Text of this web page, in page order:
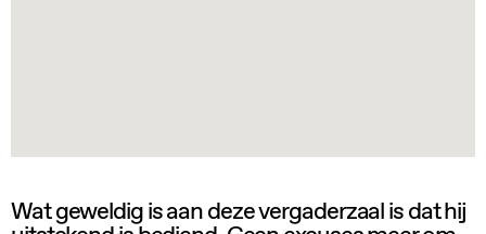
Wat geweldig is aan deze vergaderzaal is dat hij